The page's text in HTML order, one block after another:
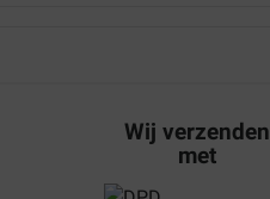
Wij verzenden
met